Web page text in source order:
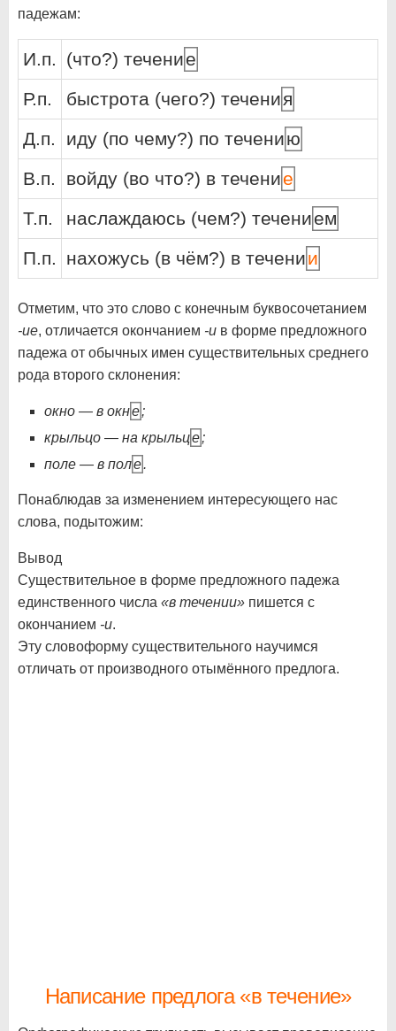
падежам:
И.п. (что?) течение
Р.п.
быстрота (чего?) течения
Д.п.
иду (по чему?) по течению
В.п.
войду (во что?) в течение
Т.п.
наслаждаюсь (чем?) течением
П.п. нахожусь (в чём?) в течении
Отметим, что это слово с конечным буквосочетанием
-ие, отличается окончанием -и в форме предложного
падежа от обычных имен существительных среднего
рода второго склонения:
окно — в окне;
крыльцо — на крыльце;
поле — в поле.
Понаблюдав за изменением интересующего нас
слова, подытожим:
Вывод
Существительное в форме предложного падежа
единственного числа «в течении» пишется с
окончанием -и.
Эту словоформу существительного научимся
отличать от производного отымённого предлога.
Написание предлога «в течение»